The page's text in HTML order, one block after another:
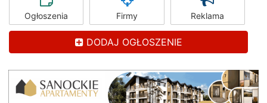
Ogłoszenia Firmy Reklama
DODAJ OGŁOSZENIE